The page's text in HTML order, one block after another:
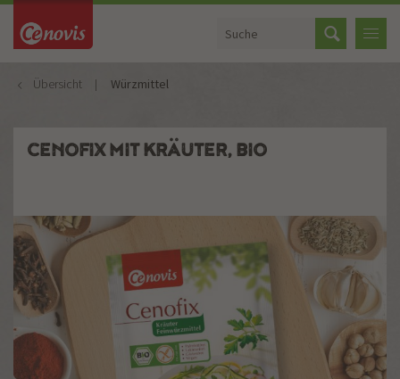
Übersicht Würzmittel
CENOFIX MIT KRÄUTER, BIO